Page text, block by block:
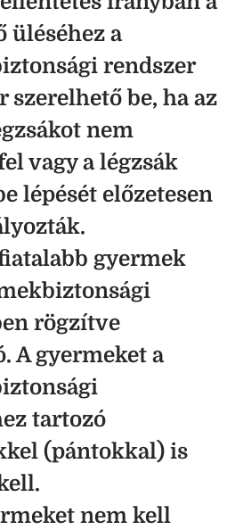
üléséhez a
rendszer
szerelhető be, ha az
nem
vagy a légzsák
lépését előzetesen
gyermek
rögzítve
A gyermeket a
tartozó
(pántokkal) is
nem kell